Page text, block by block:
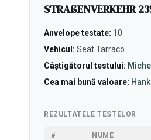
STRAßENVERKEHR
Anvelope testate: 10
Vehicul: Seat Tarraco
Câștigătorul testului:
Cea mai bună valoare:
REZULTATELE TESTELOR
# NUME